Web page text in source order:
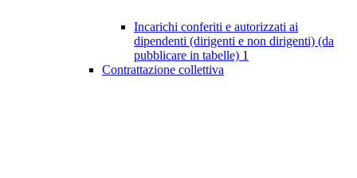
Incarichi conferiti e autorizzati ai
dipendenti (dirigenti e non dirigenti) (da
pubblicare in tabelle) 1
Contrattazione collettiva